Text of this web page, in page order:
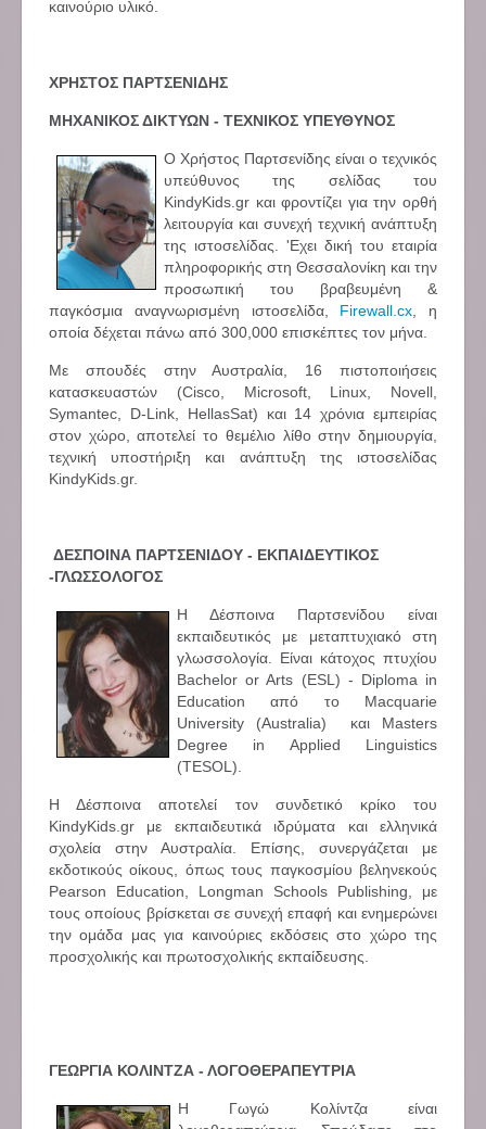
καινούριο υλικό.
ΧΡΗΣΤΟΣ ΠΑΡΤΣΕΝΙΔΗΣ
ΜΗΧΑΝΙΚΟΣ ΔΙΚΤΥΩΝ - ΤΕΧΝΙΚΟΣ ΥΠΕΥΘΥΝΟΣ
Ο Χρήστος Παρτσενίδης είναι ο τεχνικός
υπεύθυνος της σελίδας του
KindyKids.gr και φροντίζει για την ορθή
λειτουργία και συνεχή τεχνική ανάπτυξη
της ιστοσελίδας. 'Εχει δική του εταιρία
πληροφορικής στη Θεσσαλονίκη και την
προσωπική του βραβευμένη &
παγκόσμια αναγνωρισμένη ιστοσελίδα, Firewall.cx, η
οποία δέχεται πάνω από 300,000 επισκέπτες τον μήνα.
Με σπουδές στην Αυστραλία, 16 πιστοποιήσεις
κατασκευαστών (Cisco, Microsoft, Linux, Novell,
Symantec, D-Link, HellasSat) και 14 χρόνια εμπειρίας
στον χώρο, αποτελεί το θεμέλιο λίθο στην δημιουργία,
τεχνική υποστήριξη και ανάπτυξη της ιστοσελίδας
KindyKids.gr.
ΔΕΣΠΟΙΝΑ ΠΑΡΤΣΕΝΙΔΟΥ - ΕΚΠΑΙΔΕΥΤΙΚΟΣ
-ΓΛΩΣΣΟΛΟΓΟΣ
Η Δέσποινα Παρτσενίδου είναι
εκπαιδευτικός με μεταπτυχιακό στη
γλωσσολογία. Είναι κάτοχος πτυχίου
Bachelor or Arts (ESL) - Diploma in
Education από το Macquarie
University (Australia) και Masters
Degree in Applied Linguistics
(TESOL).
Η Δέσποινα αποτελεί τον συνδετικό κρίκο του
KindyKids.gr με εκπαιδευτικά ιδρύματα και ελληνικά
σχολεία στην Αυστραλία. Επίσης, συνεργάζεται με
εκδοτικούς οίκους, όπως τους παγκοσμίου βεληνεκούς
Pearson Education, Longman Schools Publishing, με
τους οποίους βρίσκεται σε συνεχή επαφή και ενημερώνει
την ομάδα μας για καινούριες εκδόσεις στο χώρο της
προσχολικής και πρωτοσχολικής εκπαίδευσης.
ΓΕΩΡΓΙΑ ΚΟΛΙΝΤΖΑ - ΛΟΓΟΘΕΡΑΠΕΥΤΡΙΑ
Η Γωγώ Κολίντζα είναι